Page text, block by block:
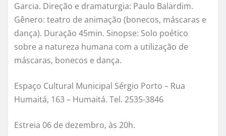
Garcia. Direção e dramaturgia: Paulo Balardim.
Gênero: teatro de animação (bonecos, máscaras e
dança). Duração 45min. Sinopse: Solo poético
sobre a natureza humana com a utilização de
máscaras, bonecos e dança.
Espaço Cultural Municipal Sérgio Porto – Rua
Humaitá, 163 – Humaitá. Tel. 2535-3846
Estreia 06 de dezembro, às 20h.